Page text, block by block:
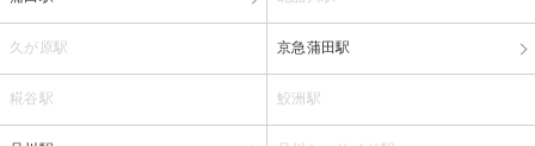
久が原駅 京急蒲田駅
糀谷駅 鮫洲駅